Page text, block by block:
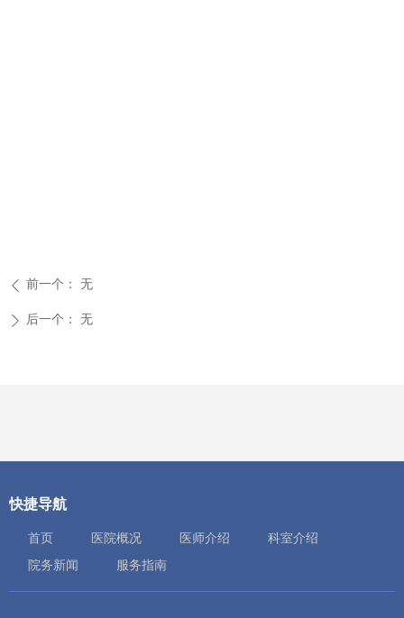
ꄴ 前一个： 无
ꄲ 后一个： 无
快捷导航
首页 医院概况 医师介绍
科室介绍
院务新闻
服务指南